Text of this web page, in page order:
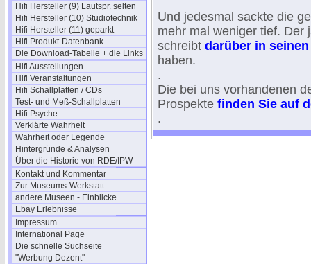
Hifi Hersteller (9) Lautspr. selten
Hifi Hersteller (10) Studiotechnik
Hifi Hersteller (11) geparkt
Hifi Produkt-Datenbank
Die Download-Tabelle + die Links
Hifi Ausstellungen
Hifi Veranstaltungen
Hifi Schallplatten / CDs
Test- und Meß-Schallplatten
Hifi Psyche
Verklärte Wahrheit
Wahrheit oder Legende
Hintergründe & Analysen
Über die Historie von RDE/IPW
Kontakt und Kommentar
Zur Museums-Werkstatt
andere Museen - Einblicke
Ebay Erlebnisse
Impressum
International Page
Die schnelle Suchseite
"Werbung Dezent"
Und jedesmal sackte die
mehr mal weniger tief. Der
schreibt darüber in
haben.
.
Die bei uns vorhandenen
Prospekte finden Sie auf
.